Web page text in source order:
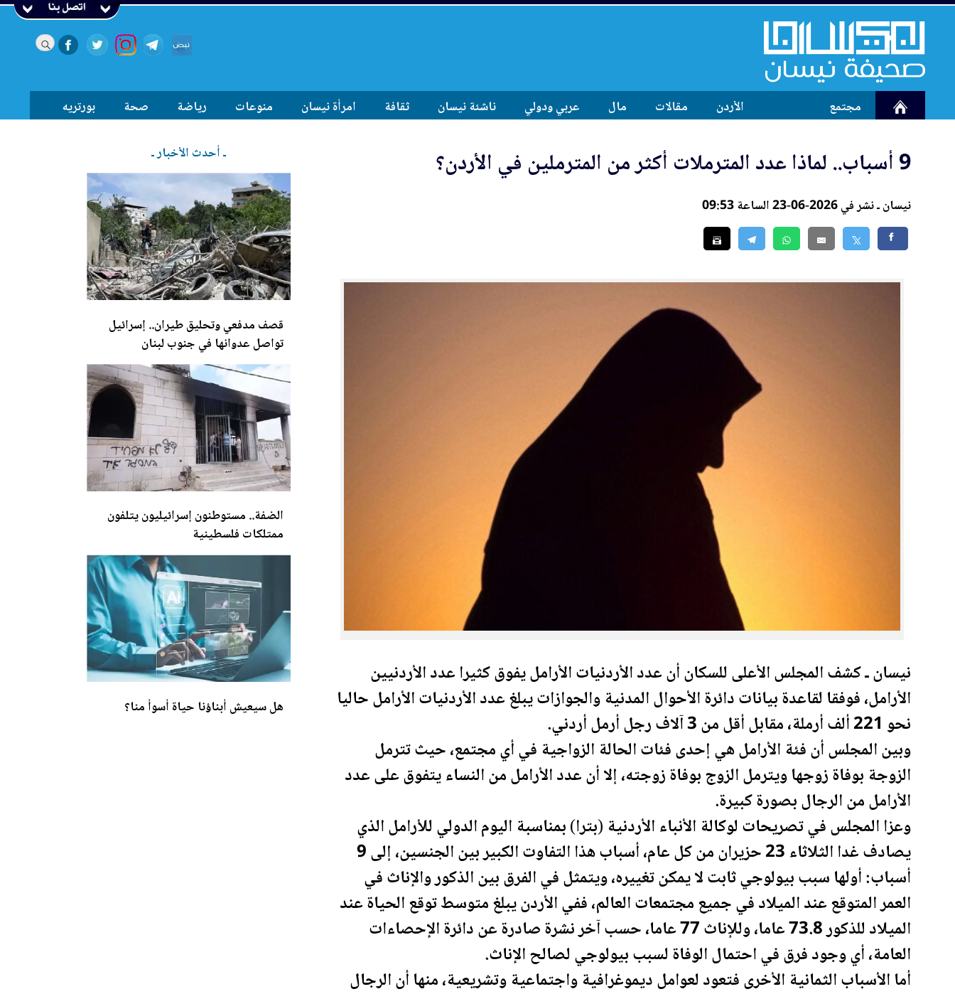
اتصل بنا
مجتمع الأردن مقالات مال عربي ودولي ناشئة نيسان ثقافة امرأة نيسان منوعات رياضة صحة بورتريه
9 أسباب.. لماذا عدد المت رملات أكثر من المترملين في الأردن؟
نيسان ـ نشر في 2026-06-23 الساعة 09:53
نيسان ـ كشف المجلس الأعلى للسكان أن عددالأردنيات الأرامل يفوق كثيرا عددالأردنيين
الأرامل، فوفقا لقاعدة بيانات دائرة الأحوال المدنية والجوازات يبلغ عددالأردنيات الأرامل حاليا
نحو 221 ألف أرملة، مقابل أقل من 3 آلاف رجل أرمل أردني.
وبين المجلس أن فئة الأرامل هي إحدى فئات الحالة الزواجية في أي مجتمع، حيث تترمل
الزوجة بوفاة زوجها ويترمل الزوج بوفاة زوجته، إلا أن عدد الأرامل من النساء يتفوق على عدد
الأرامل من الرجال بصورة كبيرة.
وعزا المجلس في تصريحات لوكالة الأنباءالأردنية (بترا) بمناسبة اليوم الدولي للأرامل الذي
يصادف غدا الثلاثاء 23 حزيران من كل عام، أسباب هذا التفاوت الكبير بين الجنسين، إلى 9
أسباب: أولها سبب بيولوجي ثابت لا يمكن تغييره، ويتمثل في الفرق بين الذكور والإناث في
العمر المتوقع عند الميلاد في جميع مجتمعات العالم، ففيالأردنيبلغ متوسط توقع الحياة عند
الميلاد للذكور 73.8 عاما، وللإناث 77 عاما، حسب آخر نشرة صادرة عن دائرة الإحصاءات
العامة، أي وجود فرق في احتمال الوفاة لسبب بيولوجي لصالح الإناث.
أما الأسباب الثمانية الأخرى فتعود لعوامل ديموغرافية واجتماعية وتشريعية، منها أن الرجال
ـ أحدث الأخبار ـ
قصف مدفعيوتحليق طيران.. إسرائيل
تواصل عدوانها في جنوب لبنان
الضفة.. مستوطنون إسرائيليون يتلفون
ممتلكات فلسطينية
هل سيعيش أبناؤنا حياة أسوأ منا؟